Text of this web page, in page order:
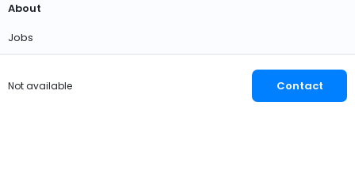
Not available Contact
About
Jobs